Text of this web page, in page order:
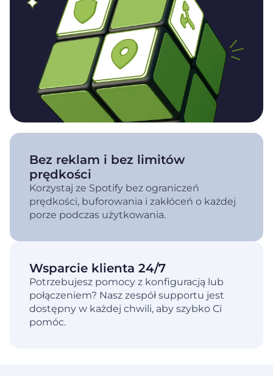
Bez reklam i bez limitów
prędkości
Korzystaj ze Spotify bez ograniczeń
prędkości, buforowania i zakłóceń o każdej
porze podczas użytkowania.
Wsparcie klienta 24/7
Potrzebujesz pomocy z konfiguracją lub
połączeniem? Nasz zespół supportu jest
dostępny w każdej chwili, aby szybko Ci
pomóc.